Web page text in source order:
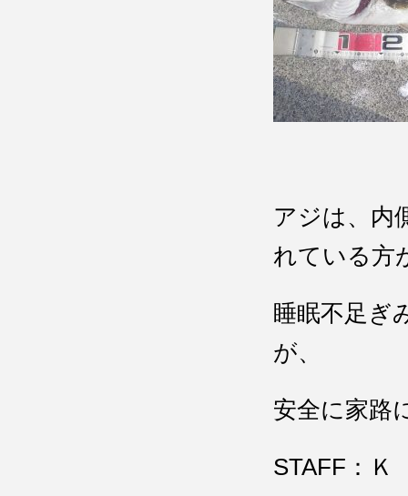
アジは、内
れている方
睡眠不足ぎ
が、
安全に家路
STAFF：Ｋ